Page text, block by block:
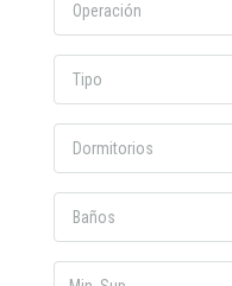
Operación
Tipo
Dormitorios
Baños